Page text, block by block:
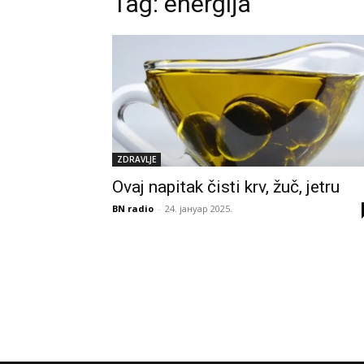
ZDRAVLJE
Ovaj napitak čisti krv, žuč, jetru
BN radio - 24. јануар 2025.